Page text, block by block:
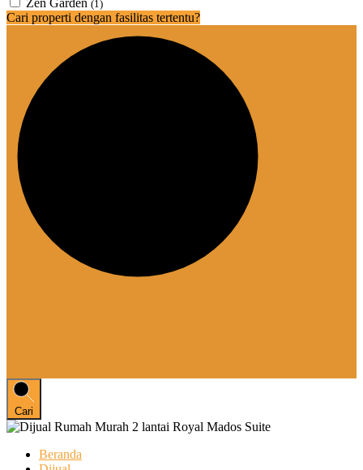
(1)
Cari properti dengan fasilitas tertentu?
Cari
Beranda